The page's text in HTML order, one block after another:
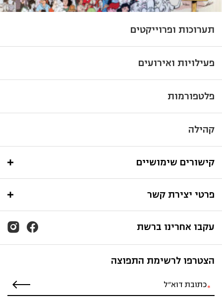
תערוכות ופרוייקטים
פעילויות ואירועים
פלטפורמות
קהילה
קישורים שימושיים
פרטי יצירת קשר
עקבו אחרינו ברשת
הצטרפו לרשימת התפוצה